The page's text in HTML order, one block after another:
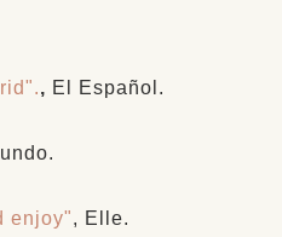
, El Español.
enjoy", Elle.